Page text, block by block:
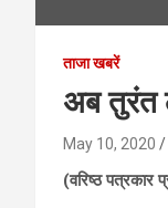
ताजा खबरें
अब तुरंत
May 10, 2020
(वरिष्ठ पत्रकार